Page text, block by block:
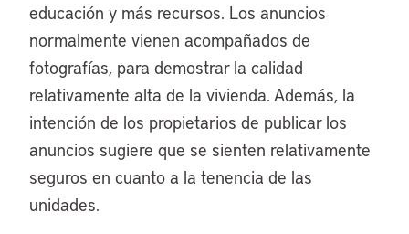
educación y más recursos. Los anuncios
normalmente vienen acompañados de
fotografías, para demostrar la calidad
relativamente alta de la vivienda. Además, la
intención de los propietarios de publicar los
anuncios sugiere que se sienten relativamente
seguros en cuanto a la tenencia de las
unidades.